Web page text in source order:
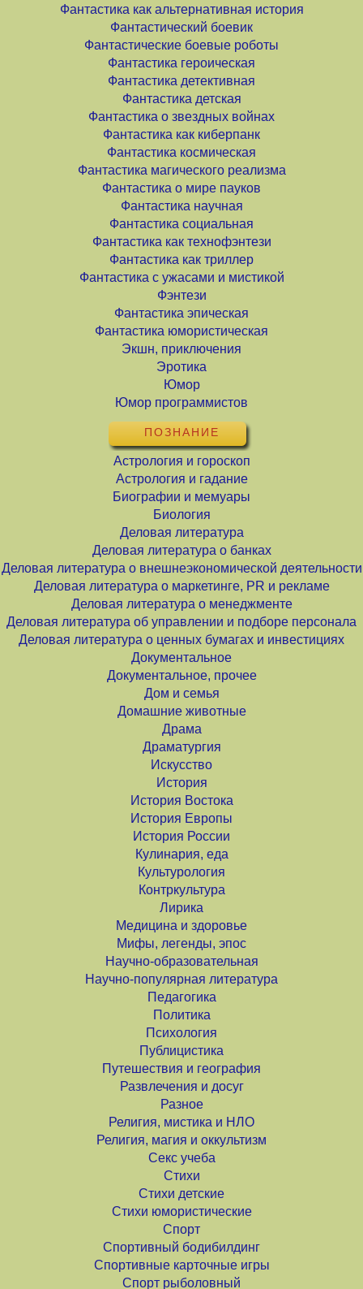
Фантастика как альтернативная история
Фантастический боевик
Фантастические боевые роботы
Фантастика героическая
Фантастика детективная
Фантастика детская
Фантастика о звездных войнах
Фантастика как киберпанк
Фантастика космическая
Фантастика магического реализма
Фантастика о мире пауков
Фантастика научная
Фантастика социальная
Фантастика как технофэнтези
Фантастика как триллер
Фантастика с ужасами и мистикой
Фэнтези
Фантастика эпическая
Фантастика юмористическая
Экшн, приключения
Эротика
Юмор
Юмор программистов
ПОЗНАНИЕ
Астрология и гороскоп
Астрология и гадание
Биографии и мемуары
Биология
Деловая литература
Деловая литература о банках
Деловая литература о внешнеэкономической деятельности
Деловая литература о маркетинге, PR и рекламе
Деловая литература о менеджменте
Деловая литература об управлении и подборе персонала
Деловая литература о ценных бумагах и инвестициях
Документальное
Документальное, прочее
Дом и семья
Домашние животные
Драма
Драматургия
Искусство
История
История Востока
История Европы
История России
Кулинария, еда
Культурология
Контркультура
Лирика
Медицина и здоровье
Мифы, легенды, эпос
Научно-образовательная
Научно-популярная литература
Педагогика
Политика
Психология
Публицистика
Путешествия и география
Развлечения и досуг
Разное
Религия, мистика и НЛО
Религия, магия и оккультизм
Секс учеба
Стихи
Стихи детские
Стихи юмористические
Спорт
Спортивный бодибилдинг
Спортивные карточные игры
Спорт рыболовный